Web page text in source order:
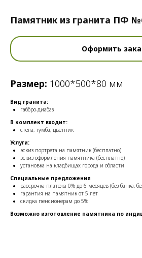
Памятник из гранита ПФ
Оформить
Размер: 1000*500*80 мм
Вид гранита:
габбро-диабаз
В комплект входит:
стела, тумба, цветник
Услуги:
эскиз портрета на памятник (бесплатно)
эскиз оформления памятника (бесплатно)
установка на кладбищах города и области
Специальные предложения
рассрочка платежа 0% до 6 месяцев (без банка,
гарантия на памятник от 5 лет
скидка пенсионерам до 5%
Возможно изготовление памятника по